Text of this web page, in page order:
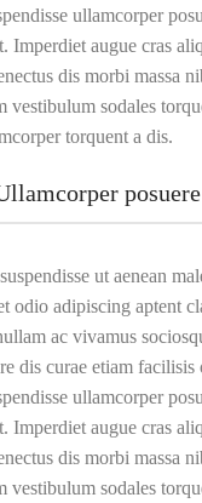
ullamcorper
Imperdiet augue cras
dis morbi massa
vestibulum sodales
torquent a dis.
posuere
ut aenean
odio adipiscing aptent
ac vivamus
dis curae etiam
ullamcorper
Imperdiet augue cras
dis morbi massa
vestibulum sodales